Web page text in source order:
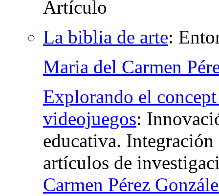
La biblia de arte:
Maria del Carmen
Explorando el
videojuegos:
educativa. Integración
artículos de
Carmen Pérez